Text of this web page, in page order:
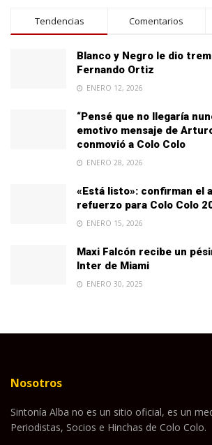
Tendencias Comentarios
Blanco y Negro le dio
Fernando Ortiz
ENERO 12, 2026
“Pensé que no llegaría
emotivo mensaje de
conmovió a Colo Colo
ENERO 28, 2026
«Está listo»: confirman el
refuerzo para Colo Colo
ENERO 15, 2026
Maxi Falcón recibe un
Inter de Miami
ENERO 30, 2025
Nosotros
Sintonía Alba no es un sitio oficial, es un
Periodistas, Socios e Hinchas de Colo Colo.